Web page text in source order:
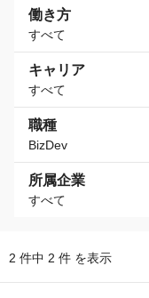
働き方
すべて
キャリア
すべて
職種
BizDev
所属企業
すべて
2 件中 2 件 を表示